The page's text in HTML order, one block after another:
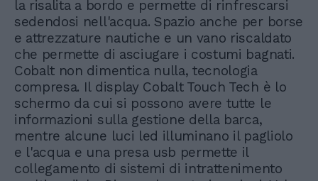
la risalita a bordo e permette di rinfrescarsi
sedendosi nell'acqua. Spazio anche per borse
e attrezzature nautiche e un vano riscaldato
che permette di asciugare i costumi bagnati.
Cobalt non dimentica nulla, tecnologia
compresa. Il display Cobalt Touch Tech è lo
schermo da cui si possono avere tutte le
informazioni sulla gestione della barca,
mentre alcune luci led illuminano il pagliolo
e l'acqua e una presa usb permette il
collegamento di sistemi di intrattenimento